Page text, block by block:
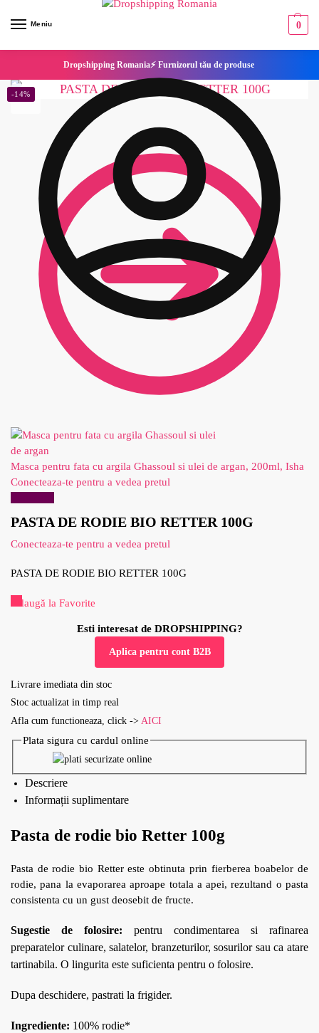
Meniu 0
Dropshipping Romania⚡ Furnizorul tău de produse
Masca pentru fata cu argila Ghassoul si ulei de argan, 200ml, Isha
Conecteaza-te pentru a vedea pretul
PASTA DE RODIE BIO RETTER 100G
Conecteaza-te pentru a vedea pretul
-14%
PASTA DE RODIE BIO RETTER 100G
Adaugă la Favorite
Esti interesat de DROPSHIPPING?
Aplica pentru cont B2B
Livrare imediata din stoc
Stoc actualizat in timp real
Afla cum functioneaza, click -> AICI
Plata sigura cu cardul online
Descriere
Informații suplimentare
Pasta de rodie bio Retter 100g
Pasta de rodie bio Retter este obtinuta prin fierberea boabelor de
rodie, pana la evaporarea aproape totala a apei, rezultand o pasta
consistenta cu un gust deosebit de fructe.
Sugestie de folosire: pentru condimentarea si rafinarea
preparatelor culinare, salatelor, branzeturilor, sosurilor sau ca atare
tartinabila. O lingurita este suficienta pentru o folosire.
Dupa deschidere, pastrati la frigider.
Ingrediente: 100% rodie*